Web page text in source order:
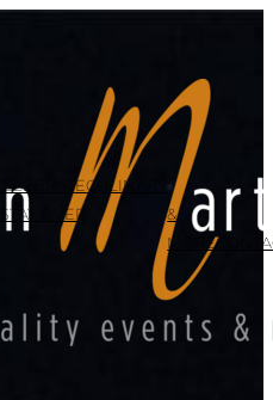
CELEBRATECULINARY
STAY OVER
&
MORE